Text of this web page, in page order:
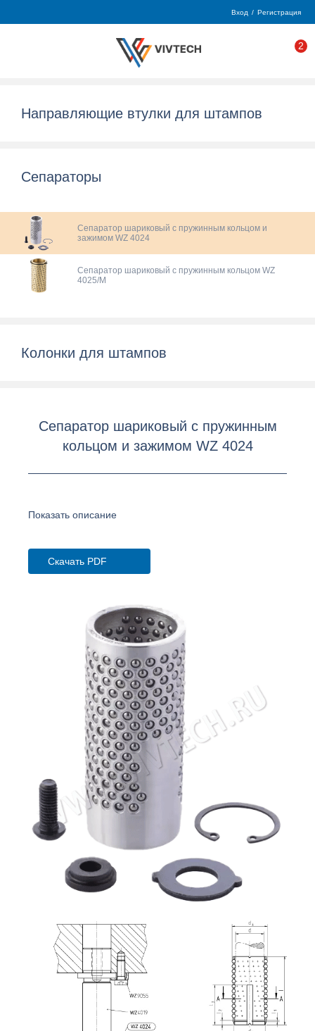
Вход / Регистрация
2
Направляющие втулки для штампов
Сепараторы
Сепаратор шариковый с пружинным кольцом и
зажимом WZ 4024
Сепаратор шариковый с пружинным кольцом WZ
4025/M
Колонки для штампов
Сепаратор шариковый с пружинным
кольцом и зажимом WZ 4024
Показать описание
Скачать PDF